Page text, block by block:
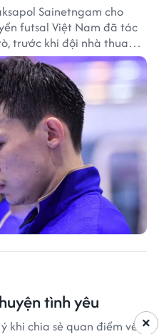
Sainetngam cho
futsal Việt Nam đã tác
trước khi đội nhà thua
tình yêu
khi chia sẻ quan điểm về ×